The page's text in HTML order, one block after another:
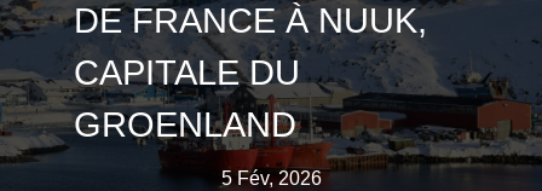
DE FRANCE À NUUK,
CAPITALE DU
GROENLAND
5 Fév, 2026